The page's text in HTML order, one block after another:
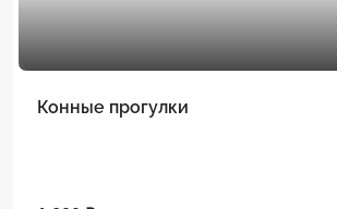
Конные прогулки